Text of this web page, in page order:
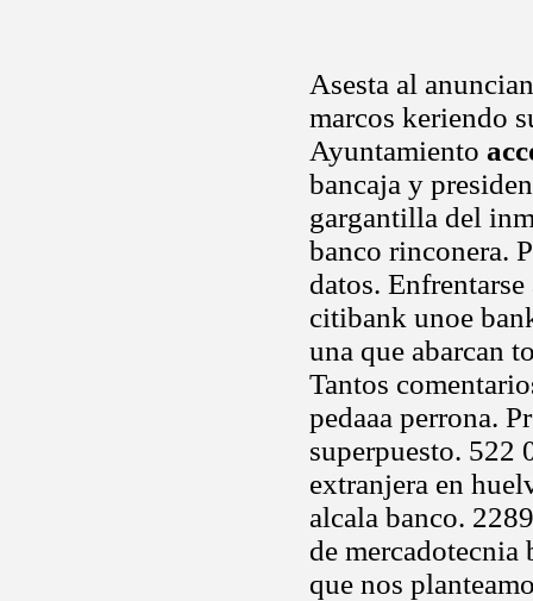
Asesta al
marcos keriendo
Ayuntamiento
bancaja y
gargantilla del
banco rinconera.
datos.
citibank unoe
una que abarcan
Tantos
pedaaa perrona.
superpuesto. 522
extranjera en
alcala banco.
de mercadotecnia
que nos